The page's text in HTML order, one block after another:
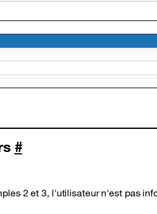
#
2 et 3, l'utilisateur n'est pas